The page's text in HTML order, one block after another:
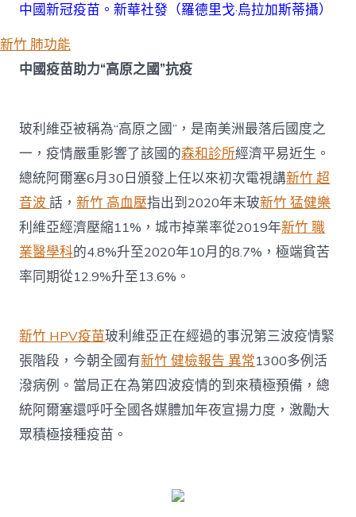
中國新冠疫苗。新華社發（羅德里戈·烏拉加斯蒂攝）
新竹 肺功能
中國疫苗助力“高原之國”抗疫
玻利維亞被稱為“高原之國”，是南美洲最落后國度之
一，疫情嚴重影響了該國的森和診所經濟平易近生。
總統阿爾塞6月30日頒發上任以來初次電視講新竹 超
音波話，新竹 高血壓指出到2020年末玻新竹 猛健樂
利維亞經濟壓縮11%，城市掉業率從2019年新竹 職
業醫學科的4.8%升至2020年10月的8.7%，極端貧苦
率同期從12.9%升至13.6%。
新竹 HPV疫苗玻利維亞正在經過的事況第三波疫情緊
張階段，今朝全國有新竹 健檢報告 異常1300多例活
潑病例。當局正在為第四波疫情的到來積極預備，總
統阿爾塞還呼吁全國各媒體加年夜宣揚力度，激勵大
眾積極接種疫苗。